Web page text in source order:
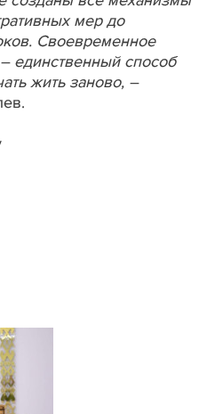
мер до
Своевременное
единственный способ
жить заново, –